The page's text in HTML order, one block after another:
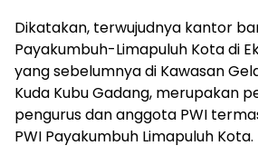
Dikatakan, terwujudnya kantor
Payakumbuh-Limapuluh Kota di
yang sebelumnya di Kawasan
Kuda Kubu Gadang, merupakan
pengurus dan anggota PWI
PWI Payakumbuh Limapuluh Kota.